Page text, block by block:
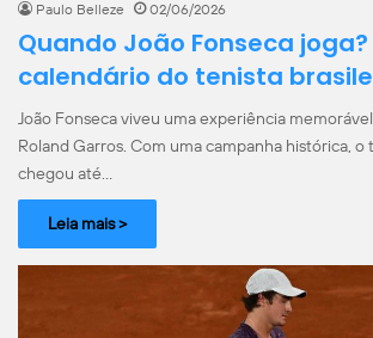
Paulo Belleze 02/06/2026
Quando João Fonseca
calendário do tenista
João Fonseca viveu uma experiência
Roland Garros. Com uma campanha histórica, o
chegou até…
Leia mais >